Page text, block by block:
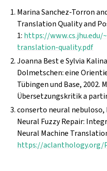
Marina Sanchez-Torron
Translation Quality and
1: https://
translation-quality.pdf
Joanna Best e Sylvia
Dolmetschen: eine
Tübingen und Base, 2002.
Übersetzungskritik a
conserto neural nebuloso,
Neural Fuzzy Repair:
Neural Machine
https://aclanthology.org/